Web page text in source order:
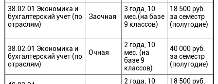
38.02.01 Экономика и
бухгалтерский учет (по
отраслям)
Заочная
3 года, 10
мес.(на базе
9 классов)
18 500 руб.
за семестр
(полугодие)
38.02.01 Экономика и
бухгалтерский учет (по
отраслям)
Очная
2 года, 10
мес. (на
базе 9
классов)
40 000 руб.
за семестр
(полугодие)
2 года, 10 18 500 руб.